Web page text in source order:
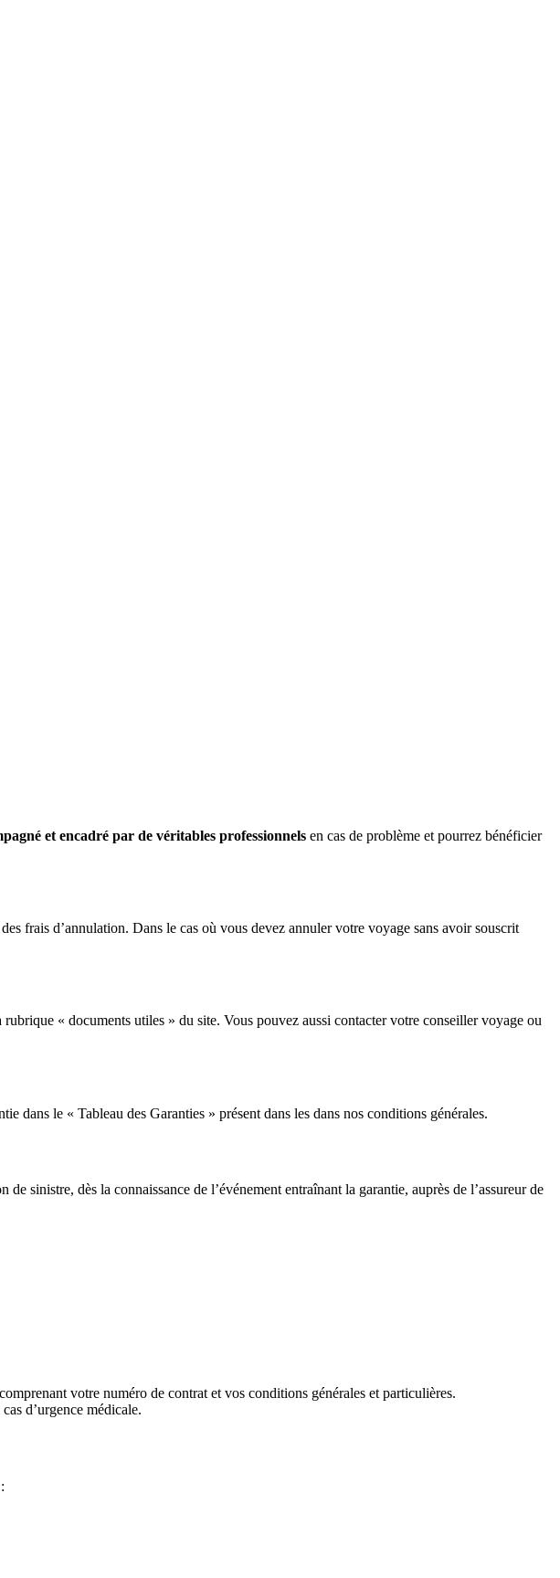
et encadré par de véritables professionnels en cas de problème et pourrez bénéficier
frais d’annulation. Dans le cas où vous devez annuler votre voyage sans avoir souscrit
« documents utiles » du site. Vous pouvez aussi contacter votre conseiller voyage ou
dans le « Tableau des Garanties » présent dans les dans nos conditions générales.
sinistre, dès la connaissance de l’événement entraînant la garantie, auprès de l’assureur de
votre numéro de contrat et vos conditions générales et particulières.
d’urgence médicale.
: